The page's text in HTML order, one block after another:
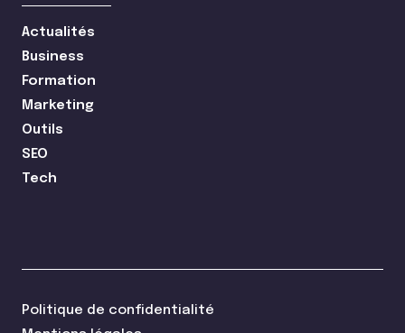
Actualités
Business
Formation
Marketing
Outils
SEO
Tech
Politique de confidentialité